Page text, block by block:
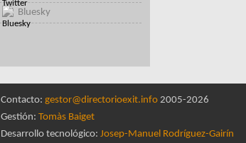
Bluesky
Contacto: gestor@directorioexit.info 2005-2026
Gestión: Tomàs Baiget
Desarrollo tecnológico: Josep-Manuel Rodríguez-Gairín